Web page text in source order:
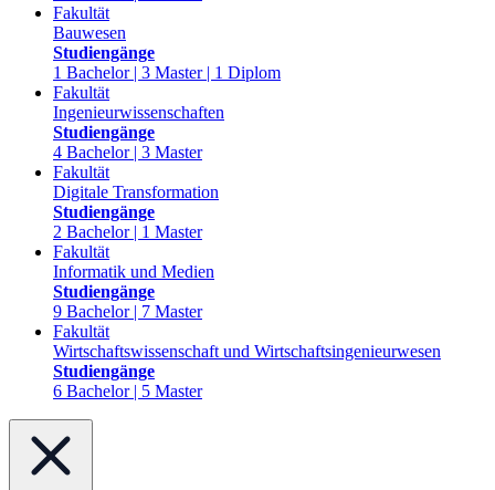
Fakultät
Bauwesen
Studiengänge
1 Bachelor | 3 Master | 1 Diplom
Fakultät
Ingenieurwissenschaften
Studiengänge
4 Bachelor | 3 Master
Fakultät
Digitale Transformation
Studiengänge
2 Bachelor | 1 Master
Fakultät
Informatik und Medien
Studiengänge
9 Bachelor | 7 Master
Fakultät
Wirtschaftswissenschaft und Wirtschaftsingenieurwesen
Studiengänge
6 Bachelor | 5 Master